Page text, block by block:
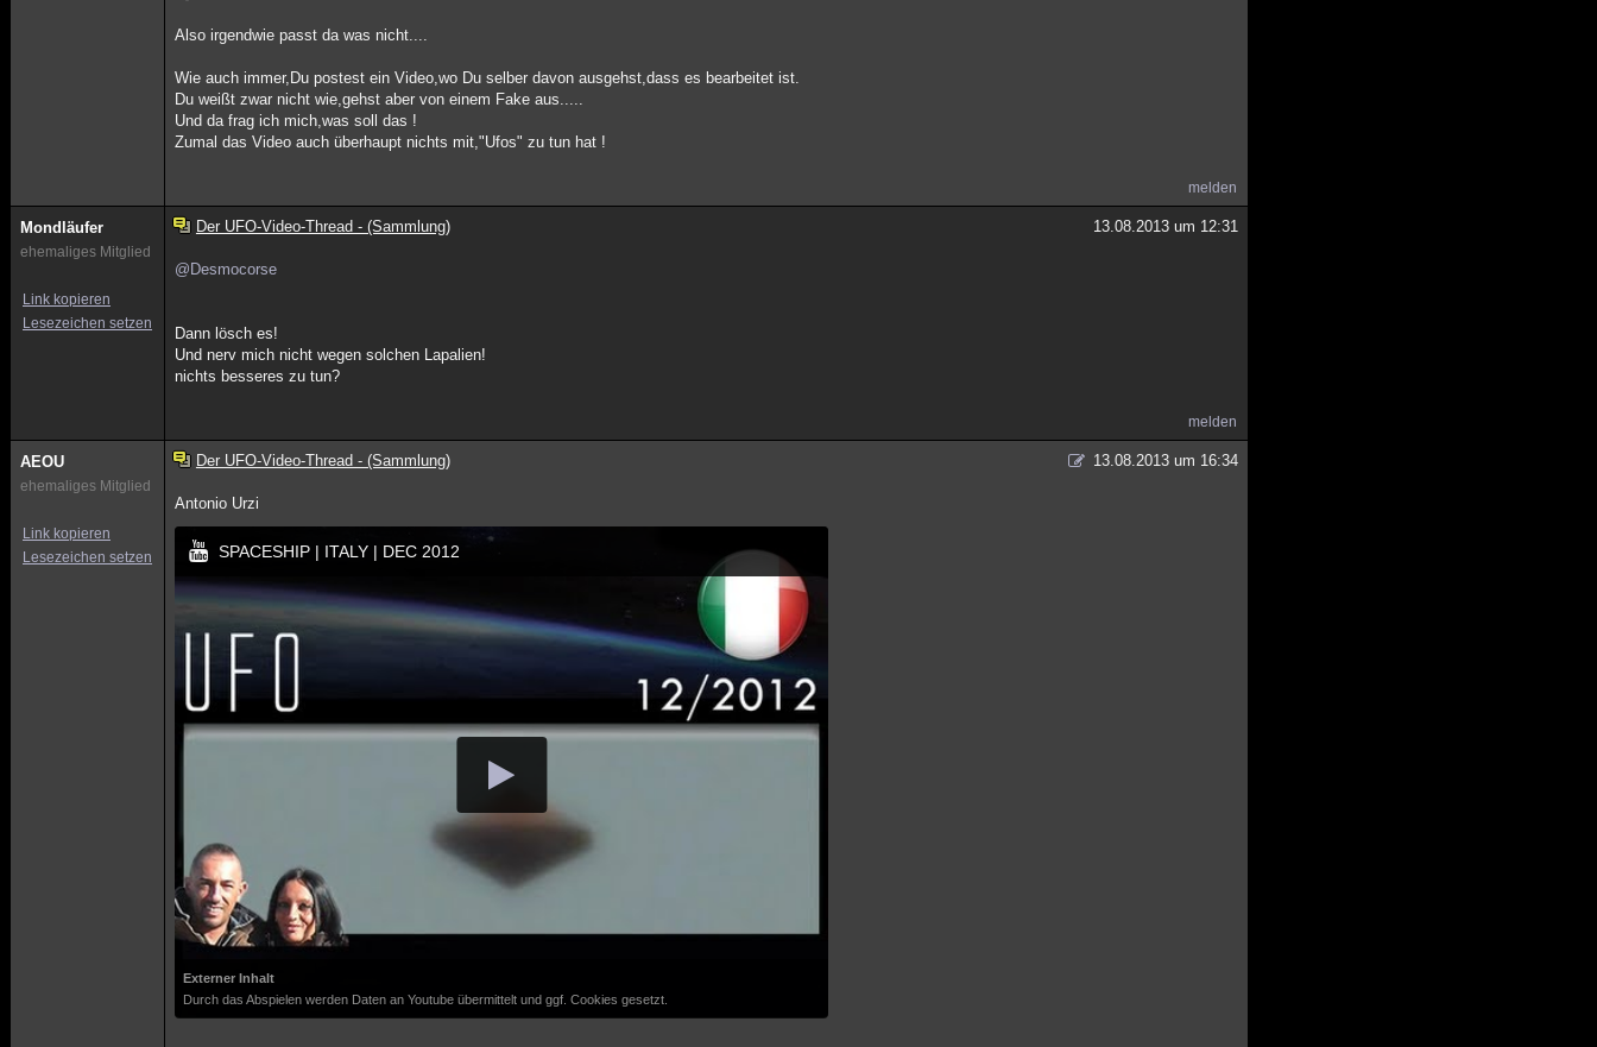
Also irgendwie passt da was nicht....
Wie auch immer,Du postest ein Video,wo Du selber davon ausgehst,dass es bearbeitet ist.
Du weißt zwar nicht wie,gehst aber von einem Fake aus.....
Und da frag ich mich,was soll das !
Zumal das Video auch überhaupt nichts mit,"Ufos" zu tun hat !
melden
Mondläufer
ehemaliges Mitglied
Link kopieren
Lesezeichen setzen
Der UFO-Video-Thread - (Sammlung) 13.08.2013 um 12:31
@Desmocorse
Dann lösch es!
Und nerv mich nicht wegen solchen Lapalien!
nichts besseres zu tun?
melden
AEOU
ehemaliges Mitglied
Link kopieren
Lesezeichen setzen
Der UFO-Video-Thread - (Sammlung) 13.08.2013 um 16:34
Antonio Urzi
SPACESHIP | ITALY | DEC 2012
Externer Inhalt
Durch das Abspielen werden Daten an Youtube übermittelt und ggf. Cookies gesetzt.